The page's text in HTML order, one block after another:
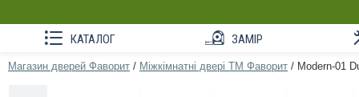
КАТАЛОГ ЗАМІР
Магазин дверей Фаворит / Міжкімнатні двері ТМ Фаворит / Modern-01